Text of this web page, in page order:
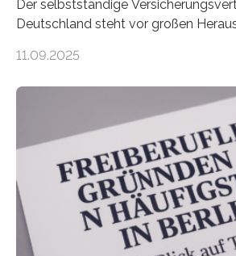
Der selbstständige
Deutschland steht vor großen
Dr. Matthias Beenken und Prof. Dr.
Bundesverbands Deutscher
durchgeführt haben. Die Studie
Antworten von 1.440
Versicherungsvertreter*innen und -
Ergebnis: Deutlich mehr als die
über 50 Jahre alt und wird in den
Nachfolgeregelung benötigen. Aber
bereits Regelungen…
11.09.2025